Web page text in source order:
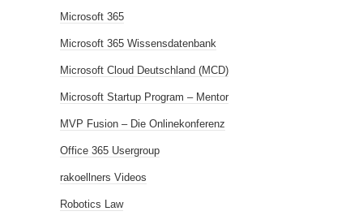
Microsoft 365
Microsoft 365 Wissensdatenbank
Microsoft Cloud Deutschland (MCD)
Microsoft Startup Program – Mentor
MVP Fusion – Die Onlinekonferenz
Office 365 Usergroup
rakoellners Videos
Robotics Law